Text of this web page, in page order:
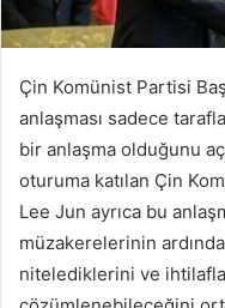
Çin Komünist Partisi
anlaşması sadece
bir anlaşma olduğunu
oturuma katılan Çin
Lee Jun ayrıca bu
müzakerelerinin
nitelediklerini ve